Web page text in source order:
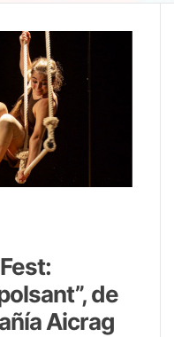
de
Aicrag